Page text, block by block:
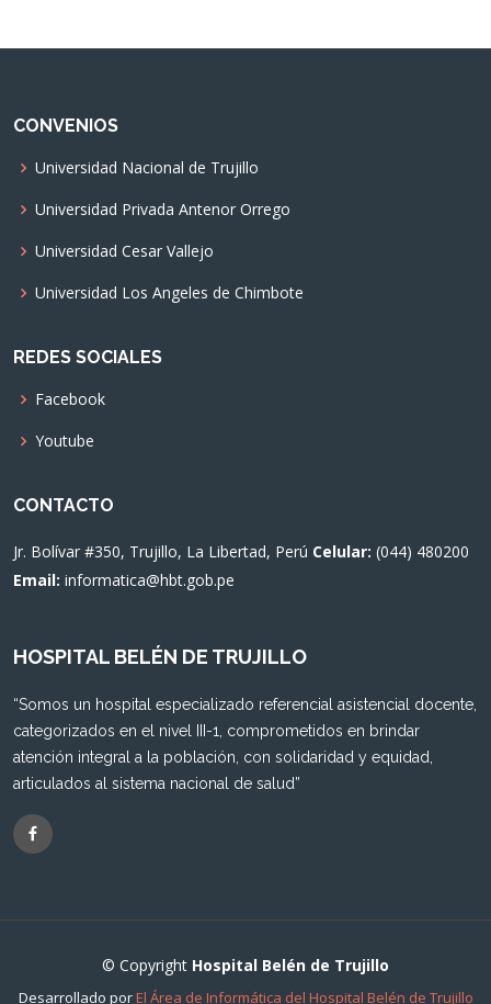
CONVENIOS
Universidad Nacional de Trujillo
Universidad Privada Antenor Orrego
Universidad Cesar Vallejo
Universidad Los Angeles de Chimbote
REDES SOCIALES
Facebook
Youtube
CONTACTO
Jr. Bolívar #350, Trujillo, La Libertad, Perú Celular: (044) 480200
Email: informatica@hbt.gob.pe
HOSPITAL BELÉN DE TRUJILLO
“Somos un hospital especializado referencial asistencial docente,
categorizados en el nivel III-1, comprometidos en brindar
atención integral a la población, con solidaridad y equidad,
articulados al sistema nacional de salud”
© Copyright Hospital Belén de Trujillo
Desarrollado porEl Área de Informática del Hospital Belén de Trujillo